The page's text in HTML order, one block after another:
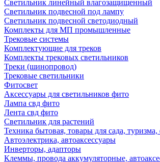
Светильник линейный влагозащищенный
Светильник подвесной под лампу
Светильник подвесной светодиодный
Комплекты для МП промышленные
Трековые системы
Комплектующие для треков
Комплекты трековых светильников
Треки (шинопровод)
Трековые светильники
Фитосвет
Аксессуары для светильников фито
Лампа свд фито
Лента свд фито
Светильник для растений
Техника бытовая, товары для сада, туризма,
Автоэлектрика, автоаксессуары
Инверторы, адапторы
Клеммы, провода аккумуляторные,